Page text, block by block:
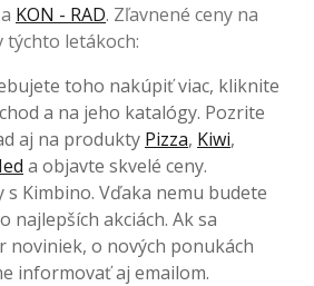
a KON - RAD. Zľavnené ceny na
letákoch:
toho nakúpiť viac, kliknite
a na jeho katalógy. Pozrite
aj na produkty Pizza, Kiwi,
a objavte skvelé ceny.
Kimbino. Vďaka nemu budete
najlepších akciách. Ak sa
noviniek, o nových ponukách
informovať aj emailom.